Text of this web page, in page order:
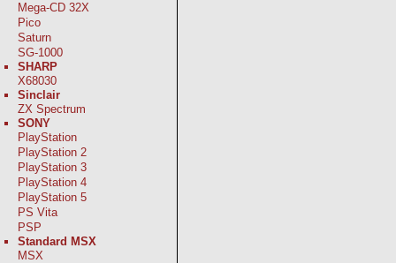
Mega-CD 32X
Pico
Saturn
SG-1000
SHARP
X68030
Sinclair
ZX Spectrum
SONY
PlayStation
PlayStation 2
PlayStation 3
PlayStation 4
PlayStation 5
PS Vita
PSP
Standard MSX
MSX